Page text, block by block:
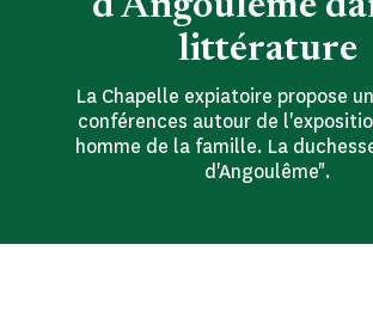
littérature
La Chapelle expiatoire propose
conférences autour de
homme de la famille. La
d'Angoulême".